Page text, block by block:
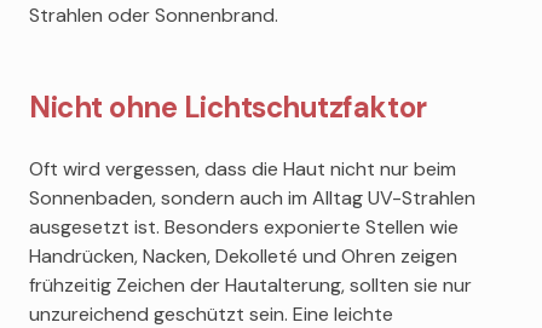
Strahlen oder Sonnenbrand.
Nicht ohne Lichtschutzfaktor
Oft wird vergessen, dass die Haut nicht nur beim
Sonnenbaden, sondern auch im Alltag UV-Strahlen
ausgesetzt ist. Besonders exponierte Stellen wie
Handrücken, Nacken, Dekolleté und Ohren zeigen
frühzeitig Zeichen der Hautalterung, sollten sie nur
unzureichend geschützt sein. Eine leichte